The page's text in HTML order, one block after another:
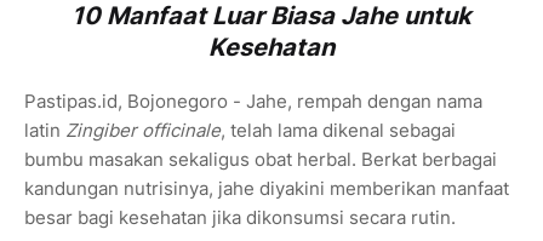
10 Manfaat Luar Biasa Jahe untuk
Kesehatan
Pastipas.id, Bojonegoro - Jahe, rempah dengan nama
latin Zingiber officinale, telah lama dikenal sebagai
bumbu masakan sekaligus obat herbal. Berkat berbagai
kandungan nutrisinya, jahe diyakini memberikan manfaat
besar bagi kesehatan jika dikonsumsi secara rutin.